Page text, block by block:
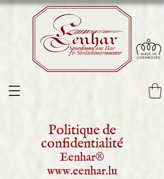
fir Sträichinstrumenter
Sourdinnen aus Har
Politique de
confidentialité
Eenhar®
www.eenhar.lu